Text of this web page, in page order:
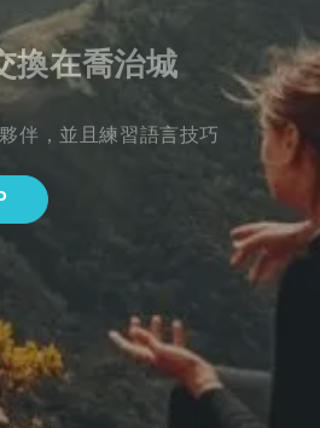
換在喬治城
伴，並且練習語言技巧